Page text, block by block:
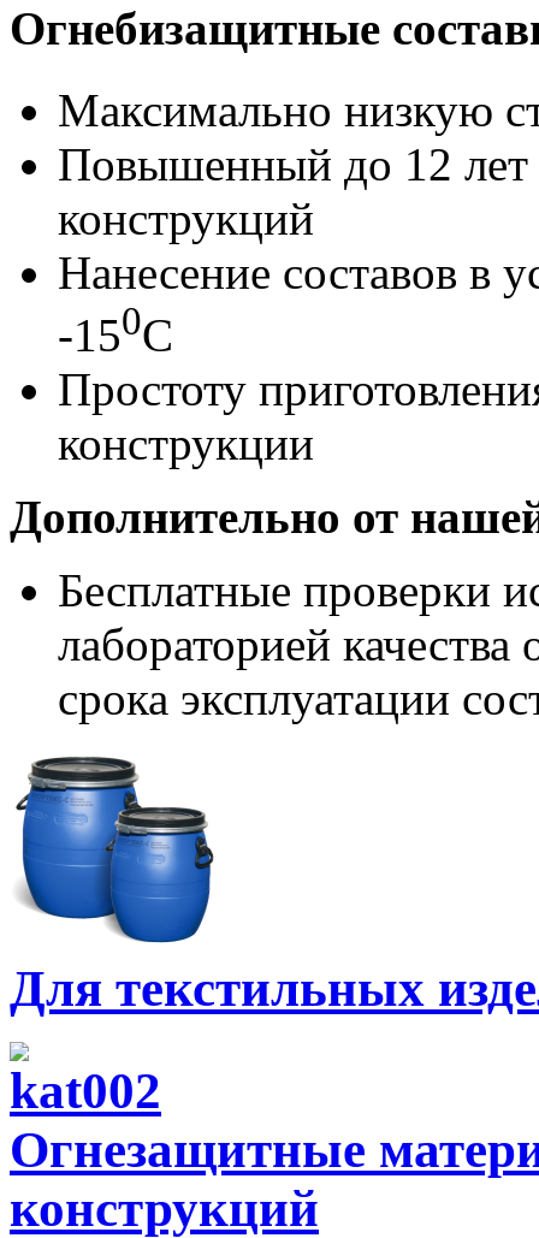
Огнебизащитные
Максимально низкую
Повышенный до 12 лет
конструкций
Нанесение составов в
-150С
Простоту
конструкции
Дополнительно от
Бесплатные проверки
лабораторией
срока эксплуатации
Для текстильных
Огнезащитные
конструкций